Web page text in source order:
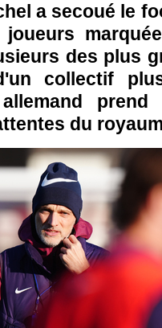
a secoué le
des plus
collectif
du